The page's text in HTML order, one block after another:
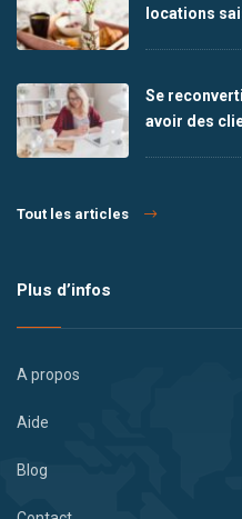
locations
Se
avoir des
Tout les articles
Plus d’infos
A propos
Aide
Blog